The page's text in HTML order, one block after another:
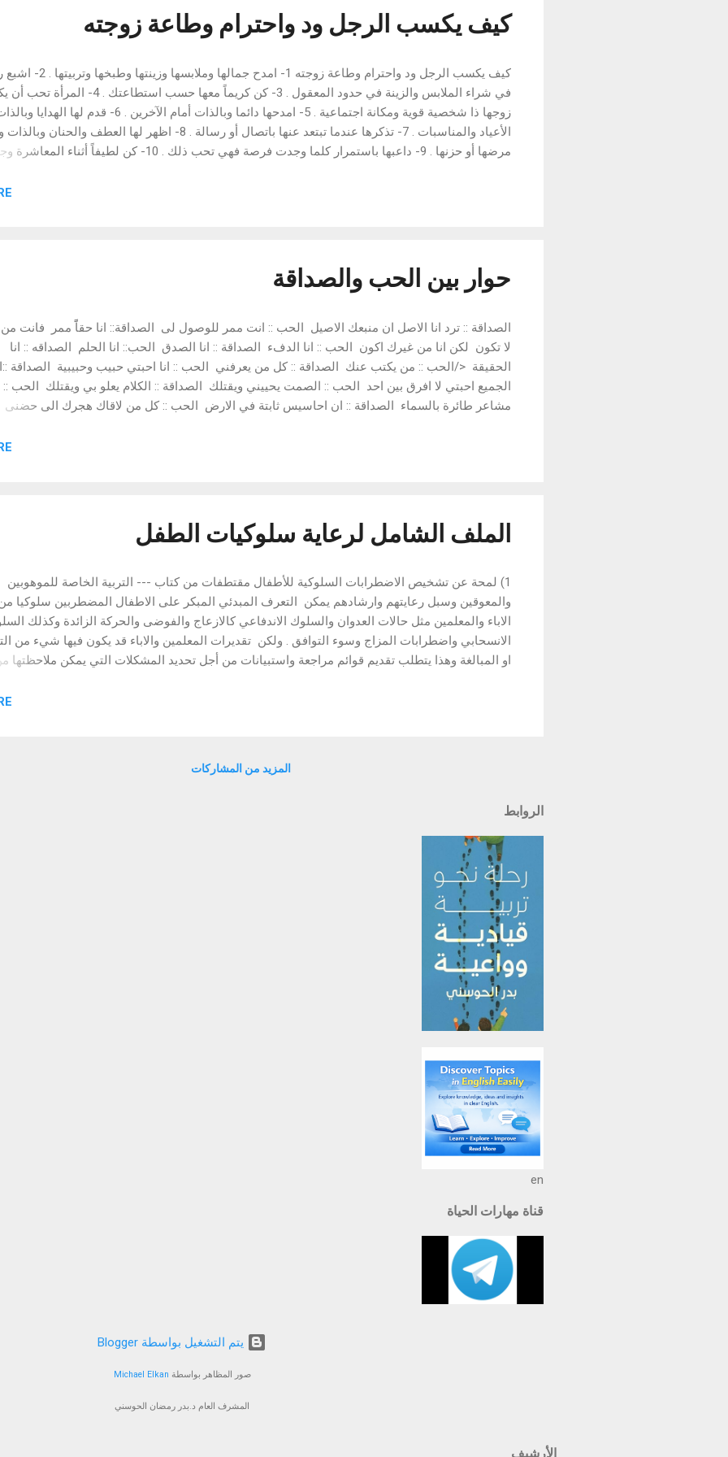
كيف يكسب الرجل ود واحترام وطاعة زوجته
كيف يكسب الرجل ود واحترام وطاعة زوجته 1- امدح جمالها
في شراء الملابس والزينة في حدود المعقول . 3- كن كريماً معها حسب استطاعتك . 4-
زوجها ذا شخصية قوية ومكانة اجتماعية . 5- امدحها دائما وبالذات أمام الآخرين . 6- قدم
الأعياد والمناسبات . 7- تذكرها عندما تبتعد عنها باتصال أو رسالة . 8- اظهر لها العطف والحنان
مرضها أو حزنها . 9- داعبها باستمرار كلما وجدت فرصة فهي تحب ذلك . 10- كن لطيفاً أثناء المعاشرة
لها حرصك عليها من كل ما يؤذيها . 13- أشعرها بالثقة في أخلاقها وأمانتها . 14- لا تمدح
"
حوار بين الحب والصداقة
الصداقة :: ترد انا الاصل ان منبعك الاصيل الحب :: انت ممر للوصول لى الصداقة:: انا حقاًً ممر فانت
لا تكون لكن انا من غيرك اكون الحب :: انا الدفء الصداقة :: انا الصدق الحب:: انا الحلم الصداقه :: انا
الحقيقة </الحب :: من يكتب عنك الصداقة :: كل من يعرفني الحب :: انا احبتي حبيب وحبيبية الصداقة
الجميع احبتي لا افرق بين احد الحب :: الصمت يحييني ويقتلك الصداقة :: الكلام يعلو بي ويقتلك الحب ::
مشاعر طائرة بالسماء الصداقة :: ان احاسيس ثابتة في الارض الحب :: كل من لاقاك هجرك الى حضنى
من عمري ايام وتتحولين الى حب الصداقة :: تبقى لى ذكرى ترن في عالم النسيان الحب :: ان املى
"
الملف الشامل لرعاية سلوكيات الطفل
1) لمحة عن تشخيص الاضطرابات السلوكية للأطفال مقتطفات من كتاب --- التربية الخاصة للموهوبين
والمعوقين وسبل رعايتهم وارشادهم يمكن التعرف المبدئي المبكر على الاطفال المضطربين سلوكيا
الاباء والمعلمين مثل حالات العدوان والسلوك الاندفاعي كالازعاج والفوضى والحركة الزائدة وكذلك
الانسحابي واضطرابات المزاج وسوء التوافق . ولكن تقديرات المعلمين والاباء قد يكون فيها شيء من
او المبالغة وهذا يتطلب تقديم قوائم مراجعة واستبيانات من أجل تحديد المشكلات التي يمكن ملاحظتها
"
المزيد من المشاركات
الروابط
en
قناة مهارات الحياة
‏يتم التشغيل بواسطة Blogger
صور المظاهر بواسطة Michael Elkan
المشرف العام د.بدر رمضان الحوسني
الأرشيف